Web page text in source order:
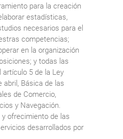
para la creación
estadísticas,
necesarios para el
competencias;
en la organización
y todas las
artículo 5 de la Ley
abril, Básica de las
de Comercio,
y Navegación.
ofrecimiento de las
desarrollados por